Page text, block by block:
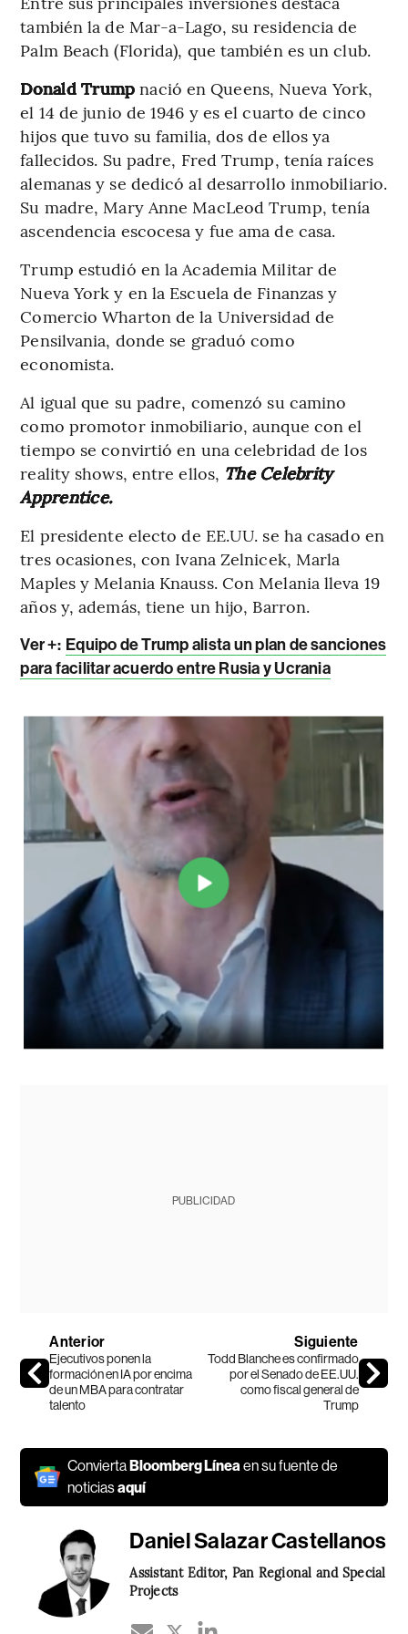
también la de Mar-a-Lago, su residencia de
Palm Beach (Florida), que también es un club.
Donald Trump nació en Queens, Nueva York,
el 14 de junio de 1946 y es el cuarto de cinco
hijos que tuvo su familia, dos de ellos ya
fallecidos. Su padre, Fred Trump, tenía raíces
alemanas y se dedicó al desarrollo inmobiliario.
Su madre, Mary Anne MacLeod Trump, tenía
ascendencia escocesa y fue ama de casa.
Trump estudió en la Academia Militar de
Nueva York y en la Escuela de Finanzas y
Comercio Wharton de la Universidad de
Pensilvania, donde se graduó como
economista.
Al igual que su padre, comenzó su camino
como promotor inmobiliario, aunque con el
tiempo se convirtió en una celebridad de los
reality shows, entre ellos, The Celebrity
Apprentice.
El presidente electo de EE.UU. se ha casado en
tres ocasiones, con Ivana Zelnicek, Marla
Maples y Melania Knauss. Con Melania lleva 19
años y, además, tiene un hijo, Barron.
Ver +: Equipo de Trump alista un plan de sanciones
para facilitar acuerdo entre Rusia y Ucrania
PUBLICIDAD
Anterior
Ejecutivos ponen la
formación en IA por encima
de un MBA para contratar
talento
Siguiente
Todd Blanche es confirmado
por el Senado de EE.UU.
como fiscal general de
Trump
ConviertaBloomberg Línea en su fuente de
noticiasaquí
Daniel Salazar Castellanos
Assistant Editor, Pan Regional and Special
Projects